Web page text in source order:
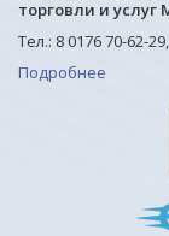
торговли и
Тел.: 8 0176 70-62-
Подробнее